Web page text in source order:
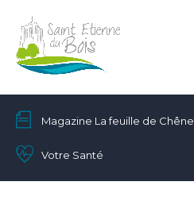
Magazine La feuille de Chêne
Votre Santé